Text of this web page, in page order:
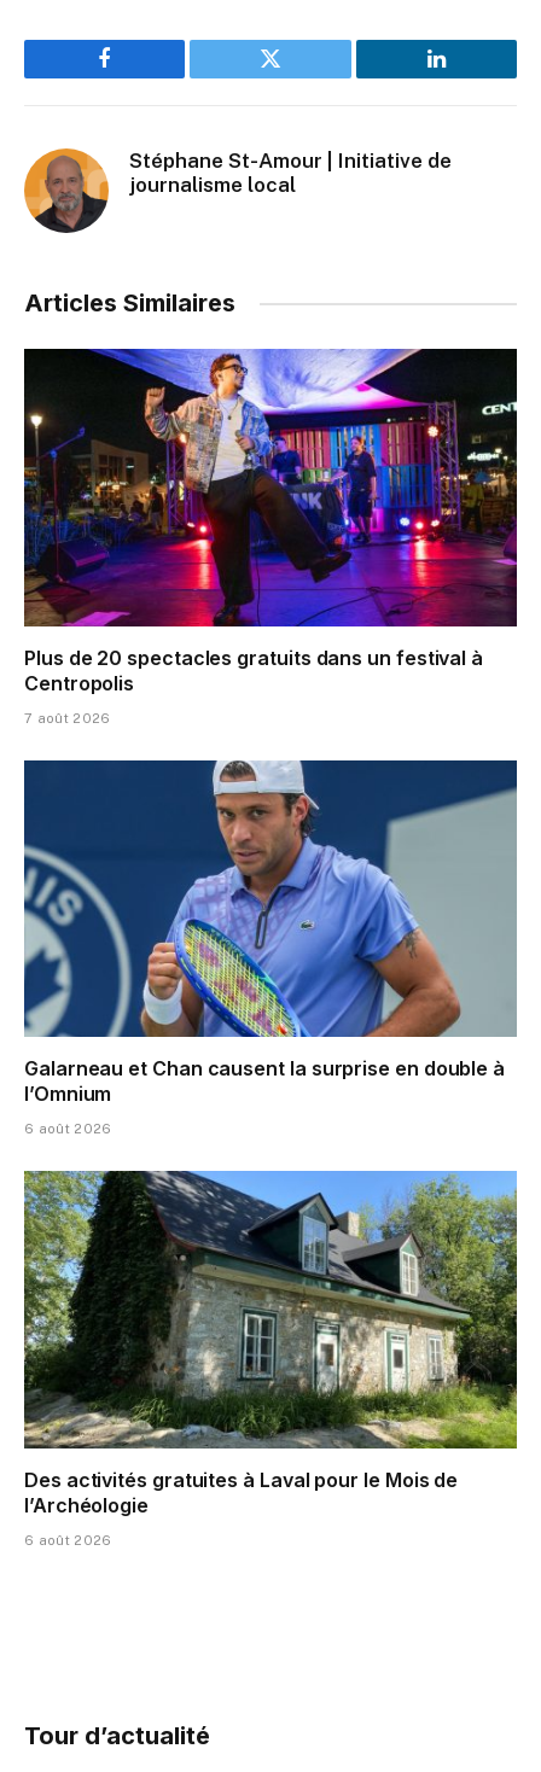
Facebook Twitter LinkedIn
Stéphane St-Amour | Initiative de
journalisme local
Articles Similaires
Plus de 20 spectacles gratuits dans un festival à
Centropolis
7 août 2026
Galarneau et Chan causent la surprise en double à
l’Omnium
6 août 2026
Des activités gratuites à Laval pour le Mois de
l’Archéologie
6 août 2026
Tour d’actualité